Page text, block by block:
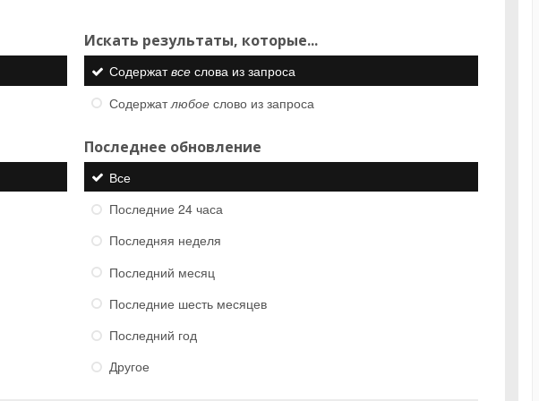
Искать результаты, которые...
Содержатвсеслова из запроса
Содержатлюбоеслово из запроса
Последнее обновление
Все
Последние 24 часа
Последняя неделя
Последний месяц
Последние шесть месяцев
Последний год
Другое